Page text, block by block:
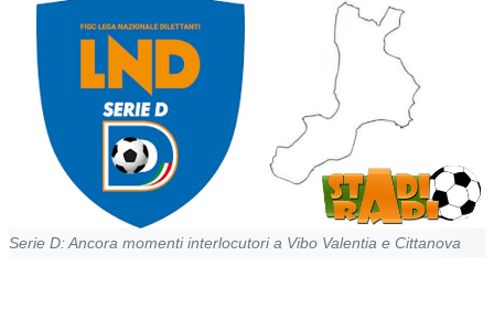
Serie D: Ancora momenti interlocutori a Vibo Valentia e Cittanova